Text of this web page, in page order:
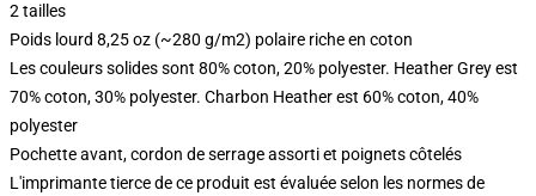
2 tailles
Poids lourd 8,25 oz (~280 g/m2) polaire riche en coton
Les couleurs solides sont 80% coton, 20% polyester. Heather Grey est
70% coton, 30% polyester. Charbon Heather est 60% coton, 40%
polyester
Pochette avant, cordon de serrage assorti et poignets côtelés
L'imprimante tierce de ce produit est évaluée selon les normes de